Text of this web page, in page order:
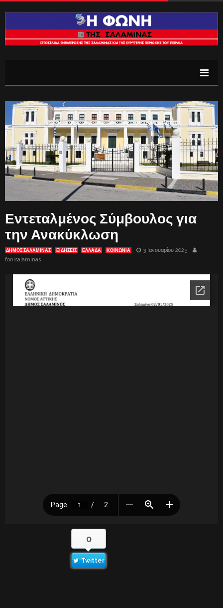
Εντεταλμένος Σύμβουλος για
την Ανακύκλωση
ΔΗΜΟΣ ΣΑΛΑΜΙΝΑΣ ΕΙΔΗΣΕΙΣ ΕΛΛΑΔΑ ΚΟΙΝΩΝΙΑ
3 Ιανουαρίου 2025
fonisalaminas
0
Twitter